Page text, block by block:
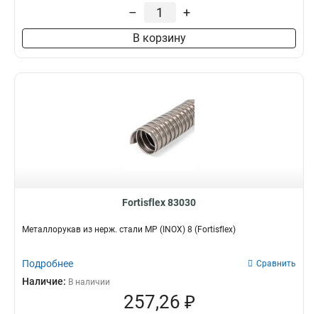
– +
В корзину
Fortisflex 83030
Металлорукав из нерж. стали МР (INOX) 8 (Fortisflex)
Подробнее Сравнить
Наличие: В наличии
257,26 ₽